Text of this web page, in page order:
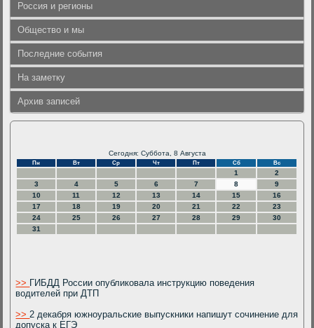
Россия и регионы
Общество и мы
Последние события
На заметку
Архив записей
Сегодня: Суббота, 8 Августа
Пн Вт Ср Чт Пт Сб Вс
1
2
3
4 5 6 7 8
9
10
11 12 13 14 15
16
17
18 19 20 21 22
23
24
25 26 27 28 29
30
31
>> ГИБДД России опубликовала инструкцию поведения
водителей при ДТП
>>2 декабря южноуральские выпускники напишут сочинение для
допуска к ЕГЭ